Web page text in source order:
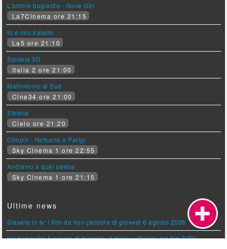
L'amore bugiardo - Gone Girl
La7Cinema ore 21:15
Io e mio fratello
La5 ore 21:10
Spiders 3D
Italia 2 ore 21:00
Matrimonio al Sud
Cine34 ore 21:00
Siberia
Cielo ore 21:20
Chopin - Notturno a Parigi
Sky Cinema 1 ore 22:55
Andiamo a quel paese
Sky Cinema 1 ore 21:15
Ultime news
Stasera in tv: i film da non perdere di giovedì 6 agosto 2026
Un tranquillo funerale di famiglia, il trailer ufficiale del film [HD]